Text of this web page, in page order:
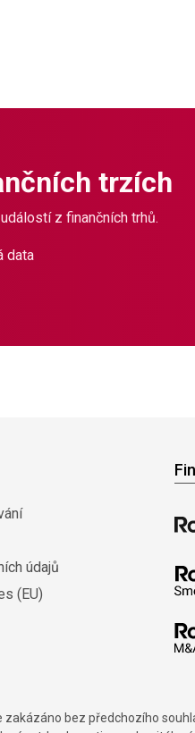
trzích
z finančních trhů.
data
údajů
(EU)
bez předchozího